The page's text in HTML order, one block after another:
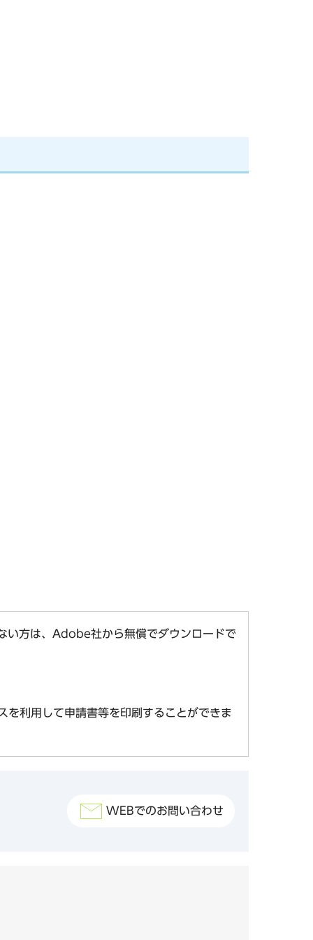
方は、Adobe社から無償でダウンロードで
を利用して申請書等を印刷することができま
WEBでのお問い合わせ